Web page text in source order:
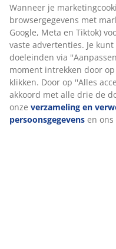
Specificaties
Beoordelingen
(0)
Levering
Wanneer je
browsergegevens met
Google, Meta en Tiktok)
vaste advertenties. Je
doeleinden via
moment intrekken door
klikken. Door op ''Alles
akkoord met alle drie de
onze verzameling en
persoonsgegevens en ons